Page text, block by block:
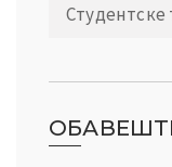
Студентске